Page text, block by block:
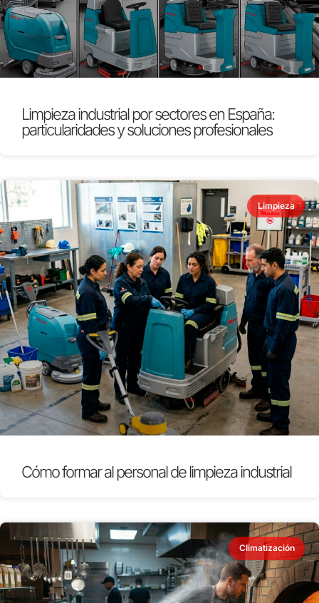
Limpieza industrial por sectores en España:
particularidades y soluciones profesionales
Limpieza
Cómo formar al personal de limpieza industrial
Climatización